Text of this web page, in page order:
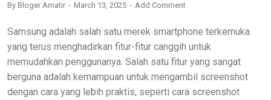
By Bloger Amatir March 13, 2025 Add Comment
Samsung adalah salah satu merek smartphone terkemuka
yang terus menghadirkan fitur-fitur canggih untuk
memudahkan penggunanya. Salah satu fitur yang sangat
berguna adalah kemampuan untuk mengambil screenshot
dengan cara yang lebih praktis, seperti cara screenshot